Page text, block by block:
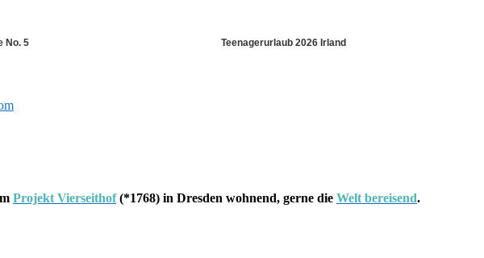
No. 5 Teenagerurlaub 2026 Irland
Projekt Vierseithof(*1768) in Dresden wohnend, gerne die Welt bereisend.